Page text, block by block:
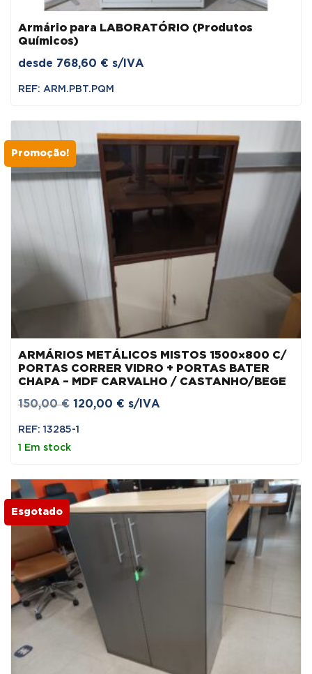
Armário para LABORATÓRIO (Produtos
Químicos)
desde 768,60 € s/IVA
REF: ARM.PBT.PQM
Promoção!
ARMÁRIOS METÁLICOS MISTOS 1500×800 C/
PORTAS CORRER VIDRO + PORTAS BATER
CHAPA – MDF CARVALHO / CASTANHO/BEGE
150,00€ O
120,00 € O
s/IVA
REF: 13285-1
1 Em stock
Esgotado